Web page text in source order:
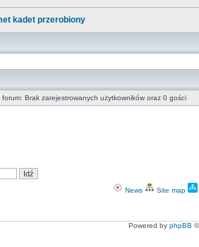
kadet przerobiony
Brak zarejestrowanych użytkowników oraz 0 gości
News Site map
Powered by phpBB